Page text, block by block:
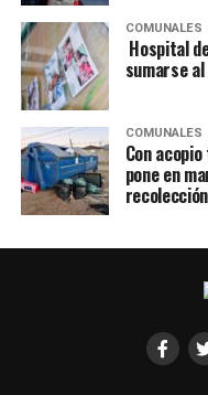
COMUNALES
Hospital
sumarse
COMUNALES
Con
pone en